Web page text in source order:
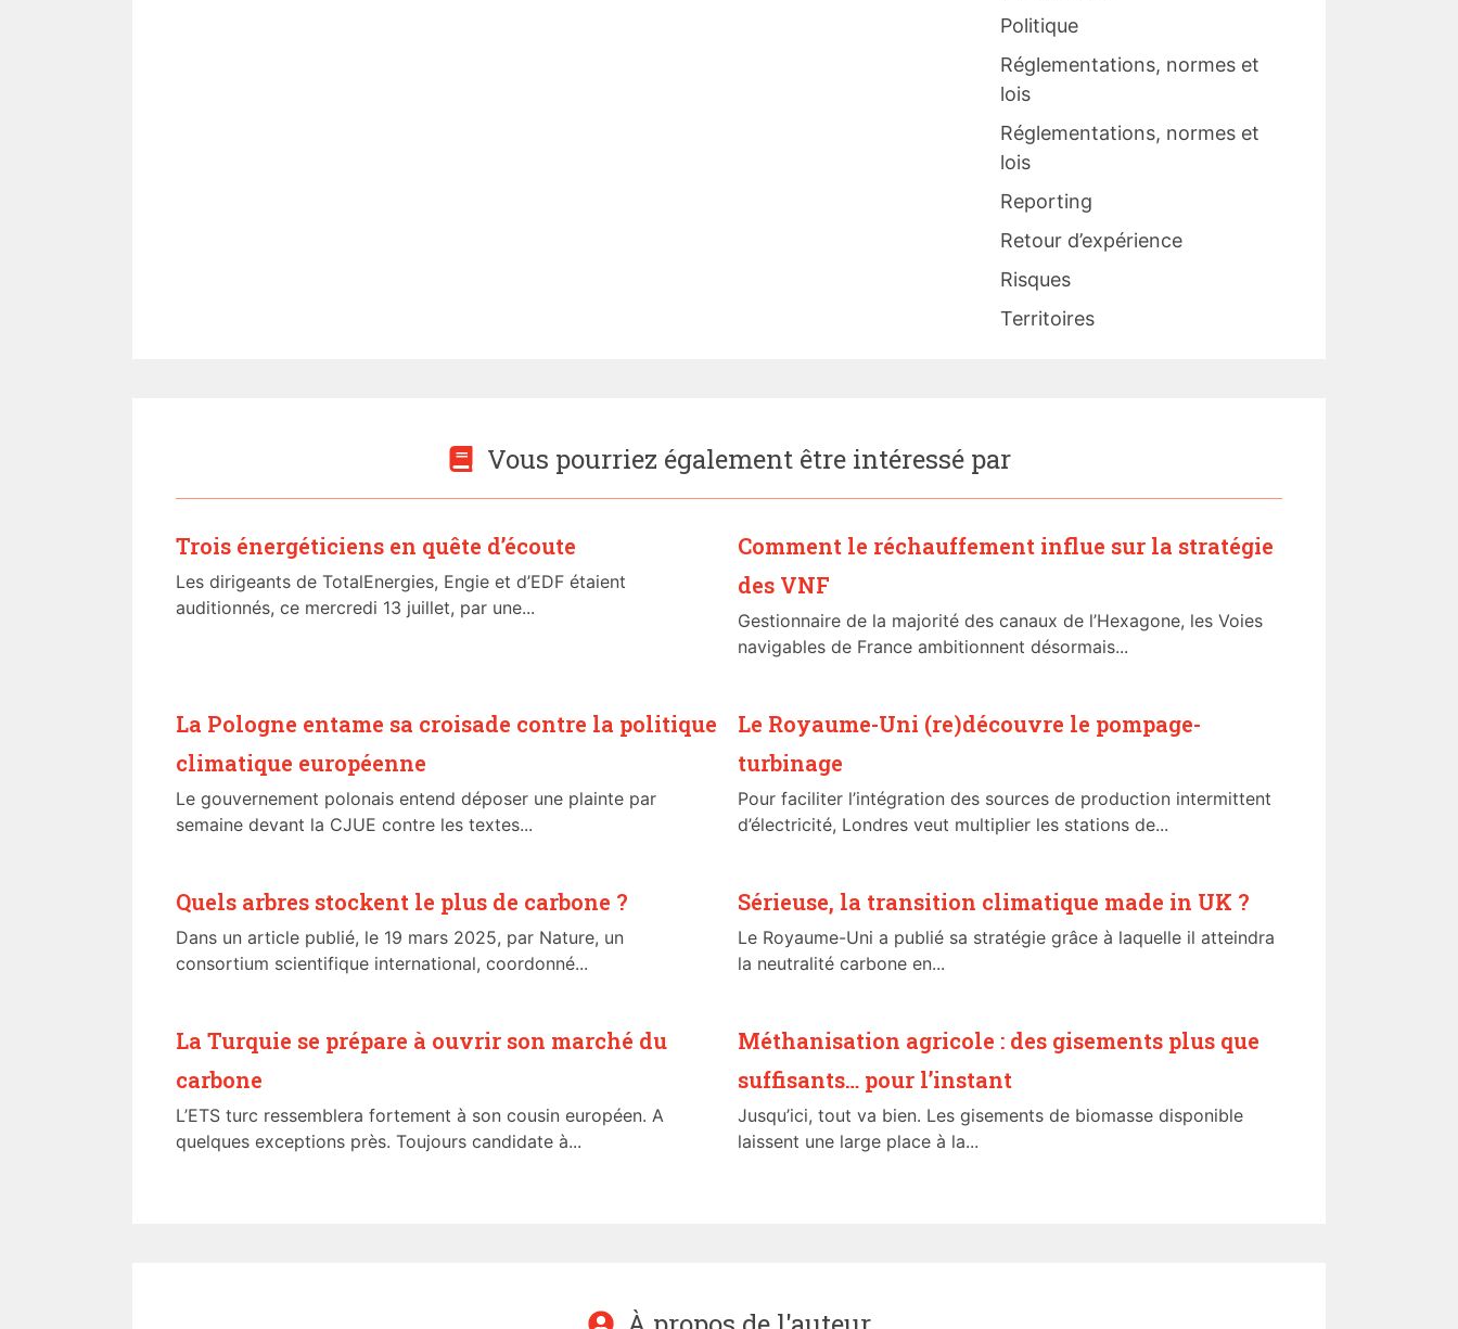
Politique
Réglementations, normes et
lois
Réglementations, normes et
lois
Reporting
Retour d’expérience
Risques
Territoires
Vous pourriez également être intéressé par
Trois énergéticiens en quête d’écoute
Les dirigeants de TotalEnergies, Engie et d’EDF étaient
auditionnés, ce mercredi 13 juillet, par une...
Comment le réchauffement influe sur la stratégie
des VNF
Gestionnaire de la majorité des canaux de l’Hexagone, les Voies
navigables de France ambitionnent désormais...
La Pologne entame sa croisade contre la politique
climatique européenne
Le gouvernement polonais entend déposer une plainte par
semaine devant la CJUE contre les textes...
Le Royaume-Uni (re)découvre le pompage-
turbinage
Pour faciliter l’intégration des sources de production intermittent
d’électricité, Londres veut multiplier les stations de...
Quels arbres stockent le plus de carbone ?
Dans un article publié, le 19 mars 2025, par Nature, un
consortium scientifique international, coordonné...
Sérieuse, la transition climatique made in UK ?
Le Royaume-Uni a publié sa stratégie grâce à laquelle il atteindra
la neutralité carbone en...
La Turquie se prépare à ouvrir son marché du
carbone
L’ETS turc ressemblera fortement à son cousin européen. A
quelques exceptions près. Toujours candidate à...
Méthanisation agricole : des gisements plus que
suffisants… pour l’instant
Jusqu’ici, tout va bien. Les gisements de biomasse disponible
laissent une large place à la...